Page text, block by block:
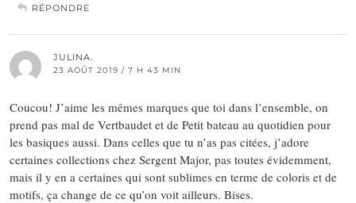
RÉPONDRE
JULINA.
23 AOÛT 2019 / 7 H 43 MIN
Coucou! J’aime les mêmes marques que toi dans l’ensemble, on
prend pas mal de Vertbaudet et de Petit bateau au quotidien pour
les basiques aussi. Dans celles que tu n’as pas citées, j’adore
certaines collections chez Sergent Major, pas toutes évidemment,
mais il y en a certaines qui sont sublimes en terme de coloris et de
motifs, ça change de ce qu’on voit ailleurs. Bises.